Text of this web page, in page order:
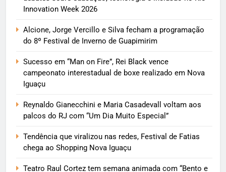
Innovation Week 2026
Alcione, Jorge Vercillo e Silva fecham a programação
do 8º Festival de Inverno de Guapimirim
Sucesso em “Man on Fire”, Rei Black vence
campeonato interestadual de boxe realizado em Nova
Iguaçu
Reynaldo Gianecchini e Maria Casadevall voltam aos
palcos do RJ com “Um Dia Muito Especial”
Tendência que viralizou nas redes, Festival de Fatias
chega ao Shopping Nova Iguaçu
Teatro Raul Cortez tem semana animada com “Bento e